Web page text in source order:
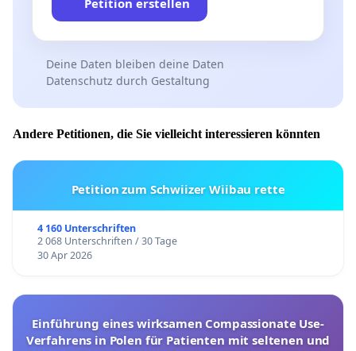
Deine Daten bleiben deine Daten
Datenschutz durch Gestaltung
Andere Petitionen, die Sie vielleicht interessieren könnten
Petition zum Schwiizer Wiibau rette
4 160 Unterschriften
2 068 Unterschriften / 30 Tage
30 Apr 2026
Einführung eines wirksamen Compassionate Use-
Verfahrens in Polen für Patienten mit seltenen und